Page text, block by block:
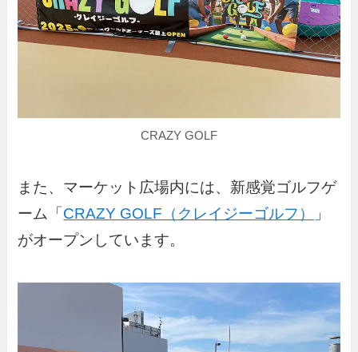
CRAZY GOLF
また、マーケット広場内には、新感覚ゴルフゲ
ーム「 CRAZY GOLF（クレイジーゴルフ）
」
がオープンしています。